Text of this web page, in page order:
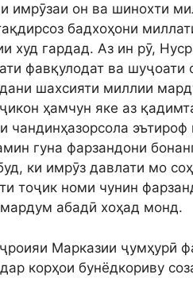
имрӯзаи он ва шинохти
бадхоҳони
худ гардад. Аз ин рӯ,
фавқулодат ва шуҷоати
шахсияти миллии
ҳамчун яке аз
чандинҳазорсола эътироф
гуна фарзандони
ки имрӯз давлати мо
тоҷик номи чунин
абадӣ хоҳад монд.
Марказии ҷумҳурӣ
корҳои бунёдкориву